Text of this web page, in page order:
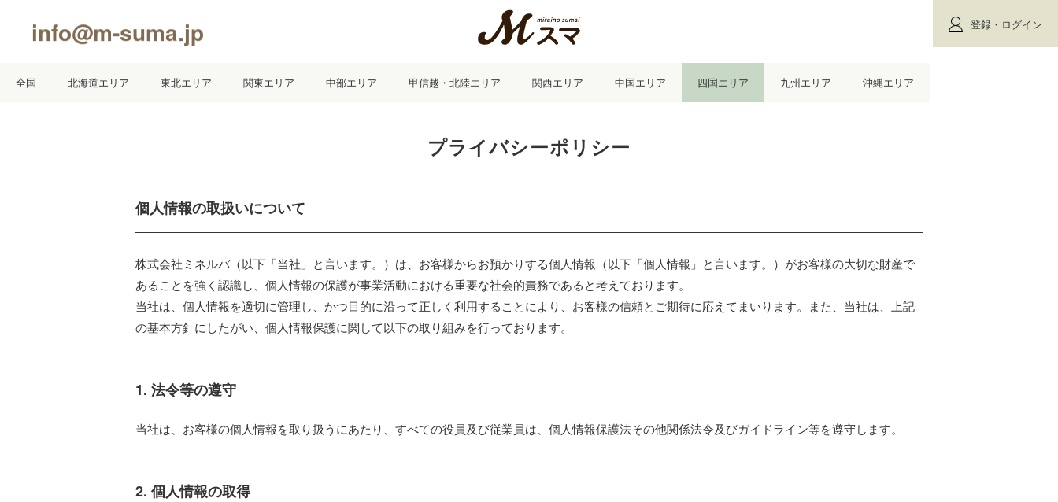
info@m-suma.jp 登録・ログイン
全国 北海道エリア 東北エリア 関東エリア 中部エリア 甲信越・北陸エリア 関西エリア 中国エリア 四国エリア 九州エリア 沖縄エリア
プライバシーポリシー
個人情報の取扱いについて
株式会社ミネルバ（以下「当社」と言います。）は、お客様からお預かりする個人情報（以下「個人情報」と言います。）がお客様の大切な財産で
あることを強く認識し、個人情報の保護が事業活動における重要な社会的責務であると考えております。
当社は、個人情報を適切に管理し、かつ目的に沿って正しく利用することにより、お客様の信頼とご期待に応えてまいります。また、当社は、上記
の基本方針にしたがい、個人情報保護に関して以下の取り組みを行っております。
1. 法令等の遵守
当社は、お客様の個人情報を取り扱うにあたり、すべての役員及び従業員は、個人情報保護法その他関係法令及びガイドライン等を遵守します。
2. 個人情報の取得